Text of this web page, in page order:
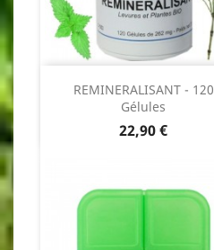
REMINERALISANT - 120
Gélules
Prix
22,90 €